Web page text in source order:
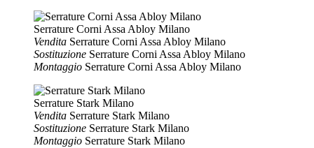
Serrature Corni Assa Abloy Milano
Vendita Serrature Corni Assa Abloy Milano
Sostituzione Serrature Corni Assa Abloy Milano
Montaggio Serrature Corni Assa Abloy Milano
Serrature Stark Milano
Vendita Serrature Stark Milano
Sostituzione Serrature Stark Milano
Montaggio Serrature Stark Milano